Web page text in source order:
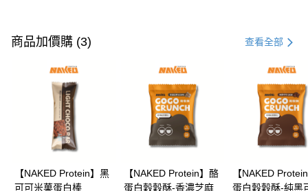
信用卡一次付款
超商取貨付款
運送方式
全家取貨付款
商品加價購 (3) 查看全部
【NAKED Protein】黑
可可米菓蛋白棒
【NAKED Protein】酪
蛋白穀穀酥-香濃芝麻
【NAKED
蛋白穀穀酥-純黑